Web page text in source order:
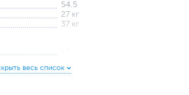
54.5
27 кг
37 кг
пожалуйста, выделите текст с ошибкой и нажмите Ctrl+Enter.